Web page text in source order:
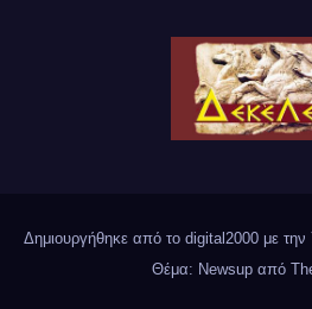
Δημιουργήθηκε από το digital2000 με
Θέμα: Newsup από